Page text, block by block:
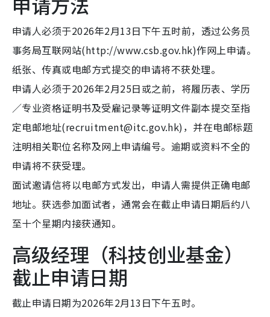
申请人必须于2026年2月13日下午五时前，透过公务员
事务局互联网站(http://www.csb.gov.hk)作网上申请。
纸张、传真或电邮方式提交的申请将不获处理。
申请人必须于2026年2月25日或之前，将履历表、学历
／专业资格证明书及受雇记录等证明文件副本提交至指
定电邮地址(recruitment@itc.gov.hk)，并在电邮标题
注明相关职位名称及网上申请编号。逾期或资料不全的
申请将不获受理。
面试邀请信将以电邮方式发出，申请人需提供正确电邮
地址。获选参加面试者，通常会在截止申请日期后约八
至十个星期内接获通知。
高级经理（科技创业基金）
截止申请日期
截止申请日期为2026年2月13日下午五时。